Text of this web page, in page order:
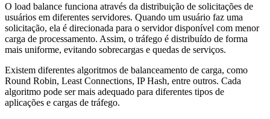
O load balance funciona através da distribuição de solicitações de
usuários em diferentes servidores. Quando um usuário faz uma
solicitação, ela é direcionada para o servidor disponível com menor
carga de processamento. Assim, o tráfego é distribuído de forma
mais uniforme, evitando sobrecargas e quedas de serviços.
Existem diferentes algoritmos de balanceamento de carga, como
Round Robin, Least Connections, IP Hash, entre outros. Cada
algoritmo pode ser mais adequado para diferentes tipos de
aplicações e cargas de tráfego.